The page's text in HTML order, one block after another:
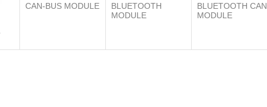
CAN-BUS MODULE
BLUETOOTH
MODULE
BLUETOOTH CAN
MODULE